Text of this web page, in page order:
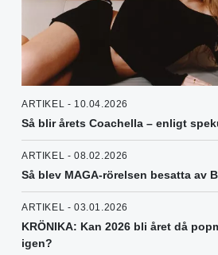
ARTIKEL - 10.04.2026
Så blir årets Coachella – enligt
ARTIKEL - 08.02.2026
Så blev MAGA-rörelsen besatta av
ARTIKEL - 03.01.2026
KRÖNIKA: Kan 2026 bli året då
igen?